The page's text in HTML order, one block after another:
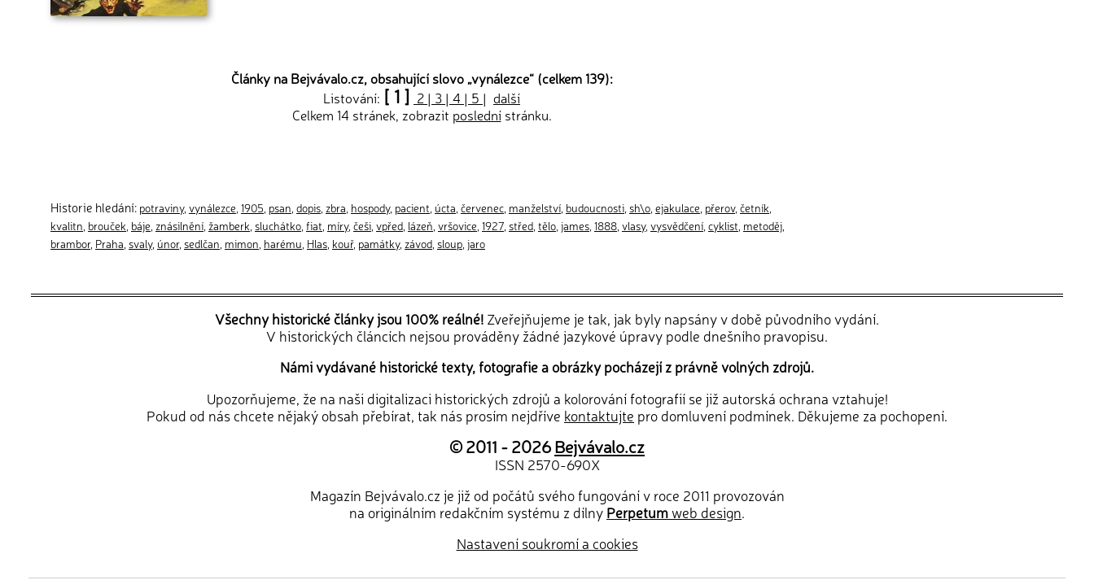
Články na Bejvávalo.cz, obsahující slovo „vynálezce“ (celkem 139):
Listování: [ 1 ] 2 | 3 | 4 | 5 | další
Celkem 14 stránek, zobrazit poslednístránku.
Historie hledání: potraviny, vynálezce 1905 psan dopis zbra hospody, pacient úcta červenec manželství budoucnosti sh\o ejakulace přerov, četník
kvalitn brouček báje znásilnění žamberk sluchátko fiat míry, češi vpřed lázeň vršovice 1927 střed tělo james 1888 vlasy, vysvědčení cyklist metoděj
brambor, Praha svaly, únor, sedlčan mimon harému Hlas kouř, památky, závod sloup jaro
Všechny historické články jsou 100% reálné! Zveřejňujeme je tak, jak byly napsány v době původního vydání.
V historických článcích nejsou prováděny žádné jazykové úpravy podle dnešního pravopisu.
Námi vydávané historické texty, fotografie a obrázky pocházejí z právně volných zdrojů.
Upozorňujeme, že na naši digitalizaci historických zdrojů a kolorování fotografií se již autorská ochrana vztahuje!
Pokud od nás chcete nějaký obsah přebírat, tak nás prosím nejdříve kontaktujte pro domluvení podmínek. Děkujeme za pochopení.
© 2011 - 2026Bejvávalo.cz
ISSN 2570-690X
Magazín Bejvávalo.cz je již od počátů svého fungování v roce 2011 provozován
na originálním redakčním systému z dílny Perpetumweb design.
Nastavení soukromí a cookies